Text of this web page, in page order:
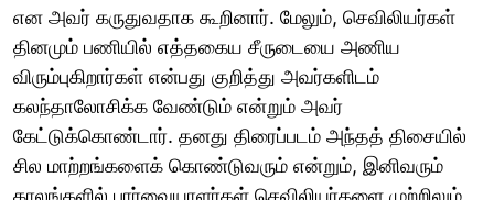
என அவர் கருதுவதாக கூறினார். மேலும், செவிலியர்கள்
தினமும் பணியில் எத்தகைய சீருடையை அணிய
விரும்புகிறார்கள் என்பது குறித்து அவர்களிடம்
கலந்தாலோசிக்க வேண்டும் என்றும் அவர்
கேட்டுக்கொண்டார். தனது திரைப்படம் அந்தத் திசையில்
சில மாற்றங்களைக் கொண்டுவரும் என்றும், இனிவரும்
காலங்களில் பார்வையாளர்கள் செவிலியர்களை முற்றிலும்